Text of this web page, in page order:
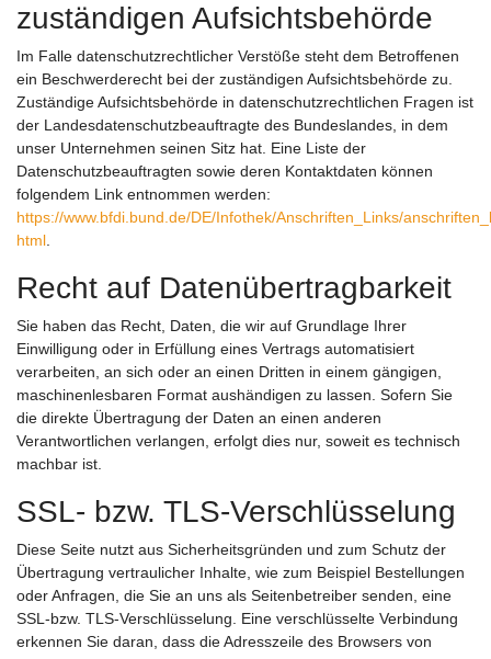
zuständigen Aufsichtsbehörde
Im Falle datenschutzrechtlicher Verstöße steht dem Betroffenen
ein Beschwerderecht bei der zuständigen Aufsichtsbehörde zu.
Zuständige Aufsichtsbehörde in datenschutzrechtlichen Fragen ist
der Landesdatenschutzbeauftragte des Bundeslandes, in dem
unser Unternehmen seinen Sitz hat. Eine Liste der
Datenschutzbeauftragten sowie deren Kontaktdaten können
folgendem Link entnommen werden:
https://www.bfdi.bund.de/DE/Infothek/Anschriften_Links/
html
Recht auf Datenübertragbarkeit
Sie haben das Recht, Daten, die wir auf Grundlage Ihrer
Einwilligung oder in Erfüllung eines Vertrags automatisiert
verarbeiten, an sich oder an einen Dritten in einem gängigen,
maschinenlesbaren Format aushändigen zu lassen. Sofern Sie
die direkte Übertragung der Daten an einen anderen
Verantwortlichen verlangen, erfolgt dies nur, soweit es technisch
machbar ist.
SSL- bzw. TLS-Verschlüsselung
Diese Seite nutzt aus Sicherheitsgründen und zum Schutz der
Übertragung vertraulicher Inhalte, wie zum Beispiel Bestellungen
oder Anfragen, die Sie an uns als Seitenbetreiber senden, eine
SSL-bzw. TLS-Verschlüsselung. Eine verschlüsselte Verbindung
erkennen Sie daran, dass die Adresszeile des Browsers von